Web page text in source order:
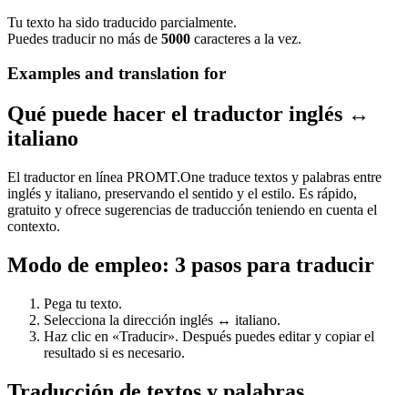
Tu texto ha sido traducido parcialmente.
Puedes traducir no más de 5000 caracteres a la vez.
Examples and translation for
Qué puede hacer el traductor inglés ↔
italiano
El traductor en línea PROMT.One traduce textos y palabras entre
inglés y italiano, preservando el sentido y el estilo. Es rápido,
gratuito y ofrece sugerencias de traducción teniendo en cuenta el
contexto.
Modo de empleo: 3 pasos para traducir
Pega tu texto.
Selecciona la dirección inglés ↔ italiano.
Haz clic en «Traducir». Después puedes editar y copiar el
resultado si es necesario.